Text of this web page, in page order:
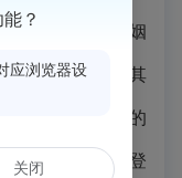
认当事人的婚姻
档案；律师及其
件的法院出具的
讼有关的婚姻登
？
应浏览器设
关闭